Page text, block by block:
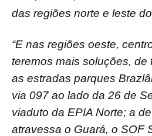
das regiões norte e leste do
“E nas regiões oeste,
teremos mais soluções, de
as estradas parques
via 097 ao lado da 26 de
viaduto da EPIA Norte; a
atravessa o Guará, o SOF